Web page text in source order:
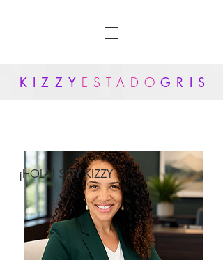
KIZZY ESTADOGRIS
¡HOLA! SOY KIZZY